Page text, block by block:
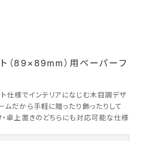
ト（89×89mm）用ペーパーフ
仕様でインテリアになじむ木目調デザ
ムだから手軽に贈ったり飾ったりして
・卓上置きのどちらにも対応可能な仕様